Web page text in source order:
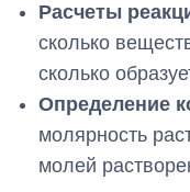
Расчеты
сколько
сколько
Определение
молярность
молей